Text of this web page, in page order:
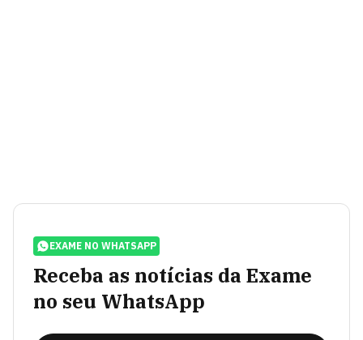
EXAME NO WHATSAPP
Receba as notícias da Exame
no seu WhatsApp